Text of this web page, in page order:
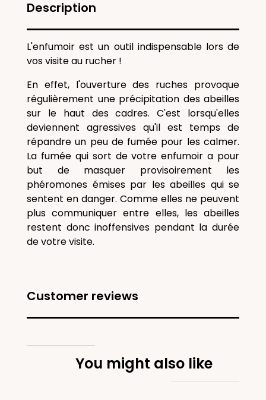
Description
L'enfumoir est un outil indispensable lors de
vos visite au rucher !
En effet, l'ouverture des ruches provoque
régulièrement une précipitation des abeilles
sur le haut des cadres. C'est lorsqu'elles
deviennent agressives qu'il est temps de
répandre un peu de fumée pour les calmer.
La fumée qui sort de votre enfumoir a pour
but de masquer provisoirement les
phéromones émises par les abeilles qui se
sentent en danger. Comme elles ne peuvent
plus communiquer entre elles, les abeilles
restent donc inoffensives pendant la durée
de votre visite.
Customer reviews
You might also like